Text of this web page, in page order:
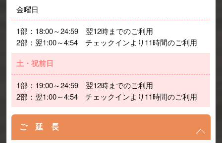
金曜日
1部：18:00～24:59　翌12時までのご利用
2部：翌1:00～4:54　チェックインより11時間のご利用
土・祝前日
1部：19:00～24:59　翌12時までのご利用
2部：翌1:00～4:54　チェックインより11時間のご利用
ご 延 長